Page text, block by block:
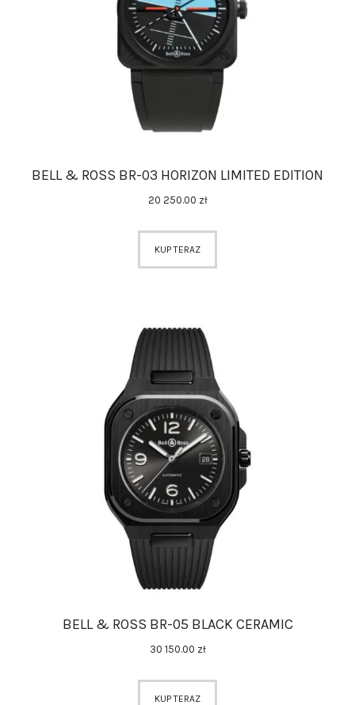
BELL & ROSS BR-03 HORIZON LIMITED EDITION
20 250.00 zł
KUP TERAZ
BELL & ROSS BR-05 BLACK CERAMIC
30 150.00 zł
KUP TERAZ